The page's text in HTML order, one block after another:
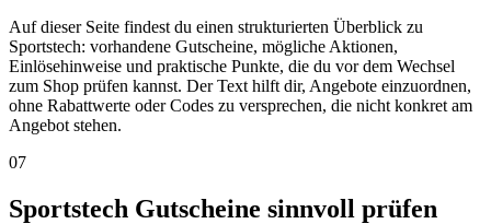
Auf dieser Seite findest du einen strukturierten Überblick zu
Sportstech: vorhandene Gutscheine, mögliche Aktionen,
Einlösehinweise und praktische Punkte, die du vor dem Wechsel
zum Shop prüfen kannst. Der Text hilft dir, Angebote einzuordnen,
ohne Rabattwerte oder Codes zu versprechen, die nicht konkret am
Angebot stehen.
07
Sportstech Gutscheine sinnvoll prüfen